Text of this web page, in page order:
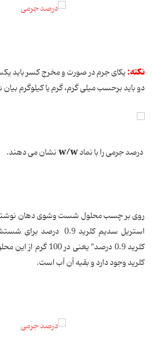
نکته:یکای جرم در صورت و مخرج کسر باید
دو باید برحسب میلی گرم، گرم یا کیلوگرم
درصد جرمی را با نمادw/wنشان می دهند.
روی بر چسب محلول شست وشوی دهان
استریل سدیم کلرید 0.9درصد برای
کلرید0.9درصد" یعنی در 100 گرم از این محلول
کلرید وجود دارد و بقیه آن آب است.